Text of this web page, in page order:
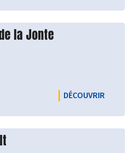
la Jonte
DÉCOUVRIR